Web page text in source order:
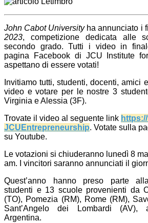
John Cabot Universityha annunciato i
2023, competizione dedicata alle
secondo grado. Tutti i video in
pagina Facebook di JCU Institute
aspettano di essere votati!
Invitiamo tutti, studenti, docenti, amici
video e votare per le nostre 3
Virginia e Alessia (3F).
Trovate il video al seguente link
JCUEntrepreneurship. Votate sulla
su Youtube.
Le votazioni si chiuderanno lunedì 8
am. I vincitori saranno annunciati il
Quest’anno hanno preso parte
studenti e 13 scuole provenienti da
(TO), Pomezia (RM), Rome (RM),
Sant’Angelo dei Lombardi (AV),
Argentina.